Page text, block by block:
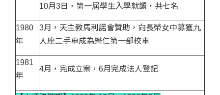
10月3日，第一屆學生入學就讀，共七名
1980
年
3月，天主教馬利諾會贊助，向長榮女中募獲九
人座二手車成為樂仁第一部校車
1981
年
4月，完成立案，6月完成法人登記